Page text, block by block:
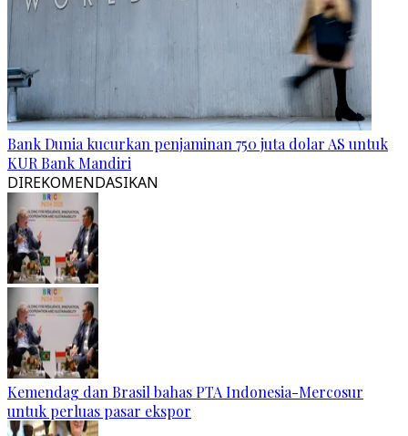
Bank Dunia kucurkan penjaminan 750 juta dolar AS untuk
KUR Bank Mandiri
DIREKOMENDASIKAN
Kemendag dan Brasil bahas PTA Indonesia-Mercosur
untuk perluas pasar ekspor